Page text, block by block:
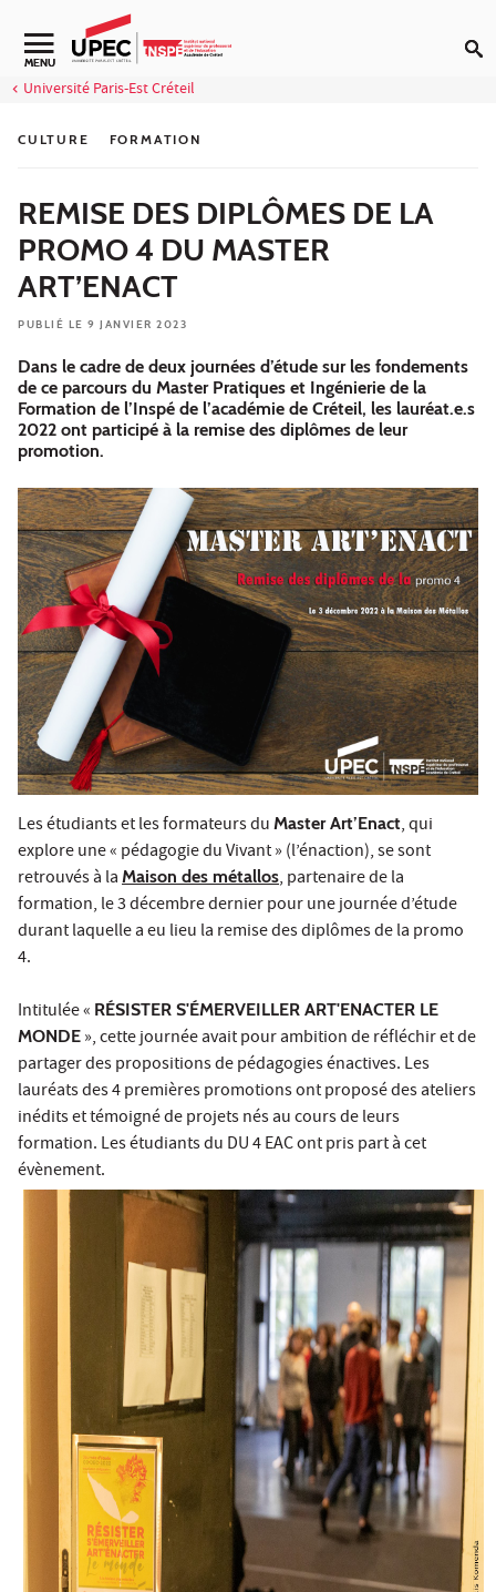
Aller au contenu
Navigation secondaire
MENU
Université Paris-Est Créteil
CULTURE FORMATION
REMISE DES DIPLÔMES DE LA
PROMO 4 DU MASTER
ART’ENACT
PUBLIÉ LE 9 JANVIER 2023
Dans le cadre de deux journées d’étude sur les fondements
de ce parcours du Master Pratiques et Ingénierie de la
Formation de l’Inspé de l’académie de Créteil, les lauréat.e.s
2022 ont participé à la remise des diplômes de leur
promotion.
Les étudiants et les formateurs du Master Art’Enact, qui
explore une « pédagogie du Vivant » (l’énaction), se sont
retrouvés à la Maison des métallos, partenaire de la
formation, le 3 décembre dernier pour une journée d’étude
durant laquelle a eu lieu la remise des diplômes de la promo
4.
Intitulée « RÉSISTER S'ÉMERVEILLER ART'ENACTER LE
MONDE », cette journée avait pour ambition de réfléchir et de
partager des propositions de pédagogies énactives. Les
lauréats des 4 premières promotions ont proposé des ateliers
inédits et témoigné de projets nés au cours de leurs
formation. Les étudiants du DU 4 EAC ont pris part à cet
évènement.